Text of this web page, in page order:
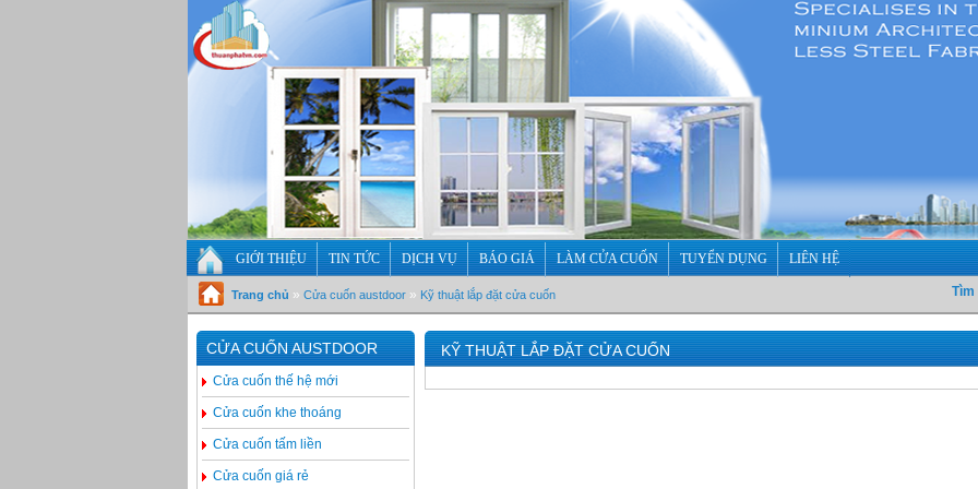
GIỚI THIỆU TIN TỨC DỊCH VỤ BÁO GIÁ LÀM CỬA CUỐN TUYỂN DỤNG LIÊN HỆ
Trang chủ » Cửa cuốn austdoor » Kỹ thuật lắp đặt cửa cuốn
CỬA CUỐN AUSTDOOR
Cửa cuốn thế hệ mới
Cửa cuốn khe thoáng
Cửa cuốn tấm liền
Cửa cuốn giá rẻ
KỸ THUẬT LẮP ĐẶT CỬA CUỐN